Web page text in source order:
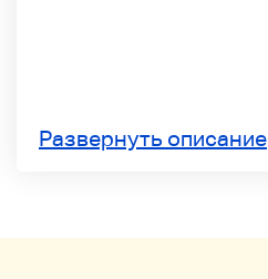
Развернуть описание